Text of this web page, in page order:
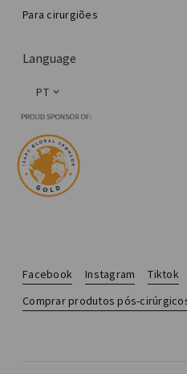
Para cirurgiões
Language
PT
Facebook Instagram Tiktok
Comprar produtos pós-